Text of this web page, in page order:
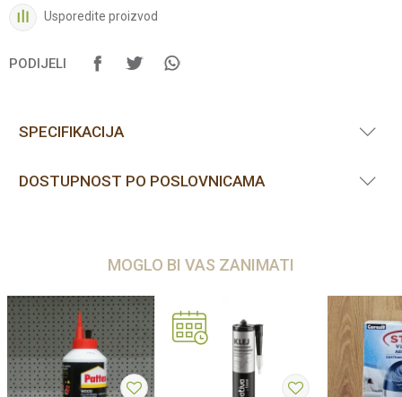
Usporedite proizvod
PODIJELI
SPECIFIKACIJA
DOSTUPNOST PO POSLOVNICAMA
MOGLO BI VAS ZANIMATI